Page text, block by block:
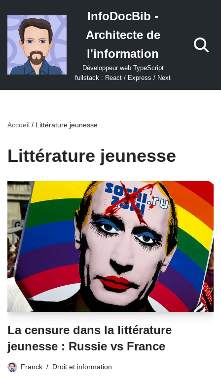
Aller
au
contenu
InfoDocBib -
Architecte de
l'information
Développeur web TypeScript
fullstack : React / Express / Next
Accueil / Littérature jeunesse
Littérature jeunesse
La censure dans la littérature
jeunesse : Russie vs France
Franck Droit et information